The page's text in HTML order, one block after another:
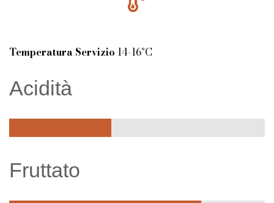
Temperatura Servizio 14-16°C
Acidità
Fruttato